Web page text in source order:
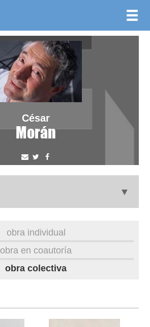
César
Morán
obra individual
obra en coautoría
obra colectiva